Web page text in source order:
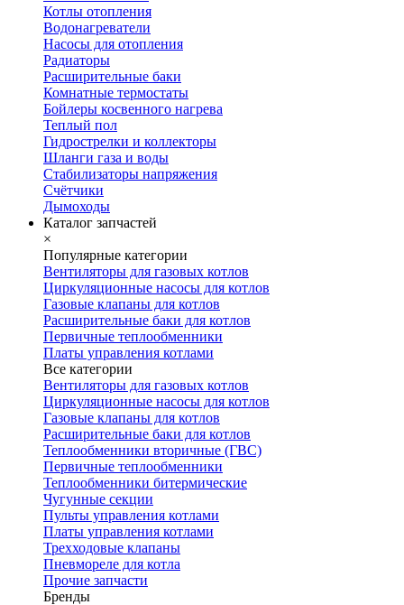
Котлы отопления
Водонагреватели
Насосы для отопления
Радиаторы
Расширительные баки
Комнатные термостаты
Бойлеры косвенного нагрева
Теплый пол
Гидрострелки и коллекторы
Шланги газа и воды
Стабилизаторы напряжения
Счётчики
Дымоходы
Каталог запчастей
×
Популярные категории
Вентиляторы для газовых котлов
Циркуляционные насосы для котлов
Газовые клапаны для котлов
Расширительные баки для котлов
Первичные теплообменники
Платы управления котлами
Все категории
Вентиляторы для газовых котлов
Циркуляционные насосы для котлов
Газовые клапаны для котлов
Расширительные баки для котлов
Теплообменники вторичные (ГВС)
Первичные теплообменники
Теплообменники битермические
Чугунные секции
Пульты управления котлами
Платы управления котлами
Трехходовые клапаны
Пневмореле для котла
Прочие запчасти
Бренды